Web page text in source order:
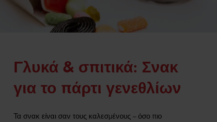
Γλυκά & σπιτικά: Σνακ
για το πάρτι γενεθλίων
Τα σνακ είναι σαν τους καλεσμένους – όσο πιο